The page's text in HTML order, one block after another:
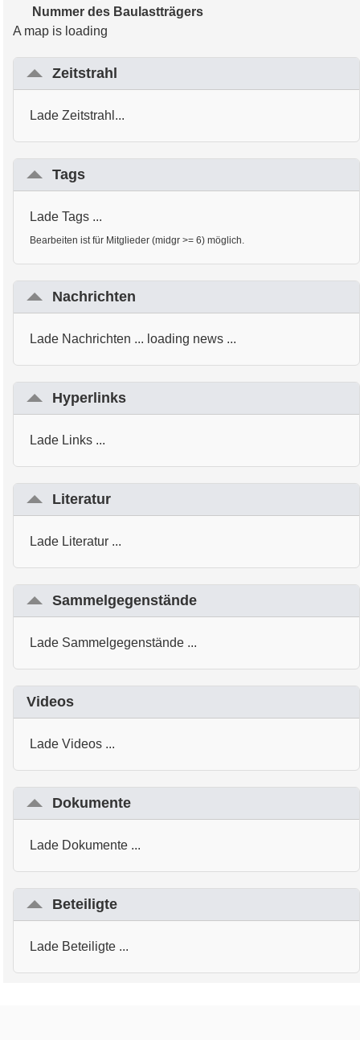
Nummer des Baulastträgers
A map is loading
Zeitstrahl
Lade Zeitstrahl...
Tags
Lade Tags ...
Bearbeiten ist für Mitglieder (midgr >= 6) möglich.
Nachrichten
Lade Nachrichten ... loading news ...
Hyperlinks
Lade Links ...
Literatur
Lade Literatur ...
Sammelgegenstände
Lade Sammelgegenstände ...
Videos
Lade Videos ...
Dokumente
Lade Dokumente ...
Beteiligte
Lade Beteiligte ...